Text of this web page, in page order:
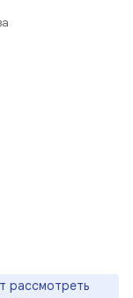
рассмотреть